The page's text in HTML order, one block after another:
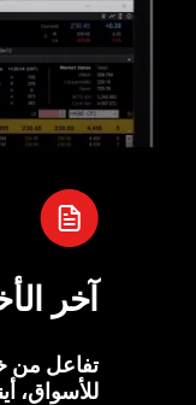
آخر
تفاعل من
للأسواق،